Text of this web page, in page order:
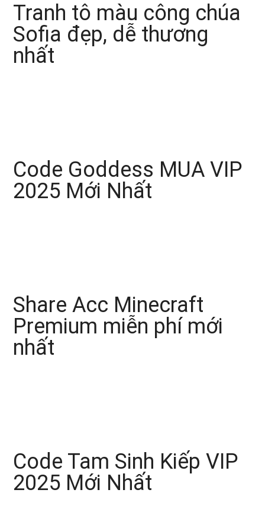
Tranh tô màu công chúa
Sofia đẹp, dễ thương
nhất
Code Goddess MUA VIP
2025 Mới Nhất
Share Acc Minecraft
Premium miễn phí mới
nhất
Code Tam Sinh Kiếp VIP
2025 Mới Nhất